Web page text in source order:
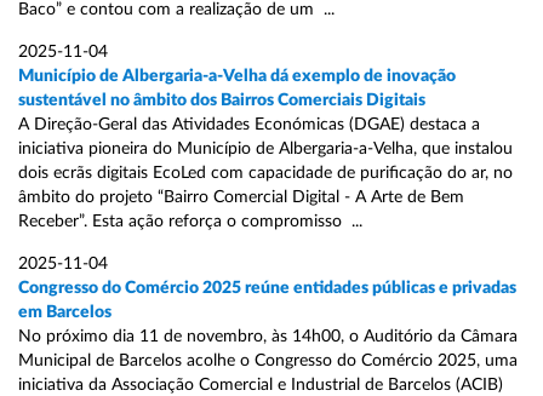
Baco” e contou com a realização de um ...
2025-11-04
Município de Albergaria-a-Velha dá exemplo de inovação
sustentável no âmbito dos Bairros Comerciais Digitais
A Direção-Geral das Atividades Económicas (DGAE) destaca a
iniciativa pioneira do Município de Albergaria-a-Velha, que instalou
dois ecrãs digitais EcoLed com capacidade de purificação do ar, no
âmbito do projeto “Bairro Comercial Digital - A Arte de Bem
Receber”. Esta ação reforça o compromisso ...
2025-11-04
Congresso do Comércio 2025 reúne entidades públicas e privadas
em Barcelos
No próximo dia 11 de novembro, às 14h00, o Auditório da Câmara
Municipal de Barcelos acolhe o Congresso do Comércio 2025, uma
iniciativa da Associação Comercial e Industrial de Barcelos (ACIB)